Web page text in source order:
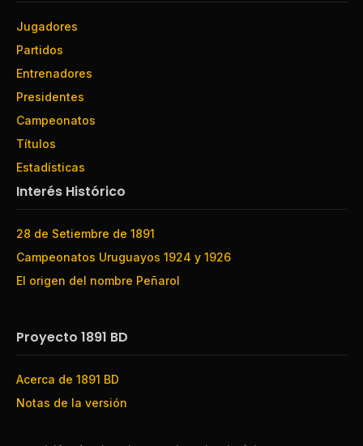
Jugadores
Partidos
Entrenadores
Presidentes
Campeonatos
Títulos
Estadísticas
Interés Histórico
28 de Setiembre de 1891
Campeonatos Uruguayos 1924 y 1926
El origen del nombre Peñarol
Proyecto 1891 BD
Acerca de 1891 BD
Notas de la versión